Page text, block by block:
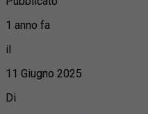
1 anno fa
il
11 Giugno 2025
Di